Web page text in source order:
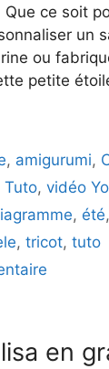
Que ce soit
un
ou
petite
, amigurumi,
Tuto, vidéo
, été,
, tricot, tuto
en